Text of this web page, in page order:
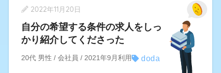
dodaの良かった点は、自分でも気になる応募先を
しっかりと見極めて調べられるところです。
また、最初のカウンセリングのようなものでアド
バイザーさんが用意してくれている求人が100件
2022年11月20日
自分の希望する条件の求人をしっ
かり紹介してくださった
20代 男性 / 会社員 / 2021年9月利用 doda